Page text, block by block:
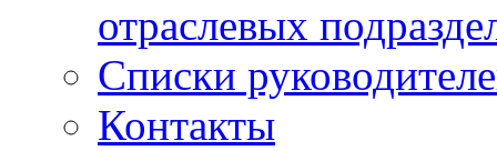
отраслевых
Списки
Контакты